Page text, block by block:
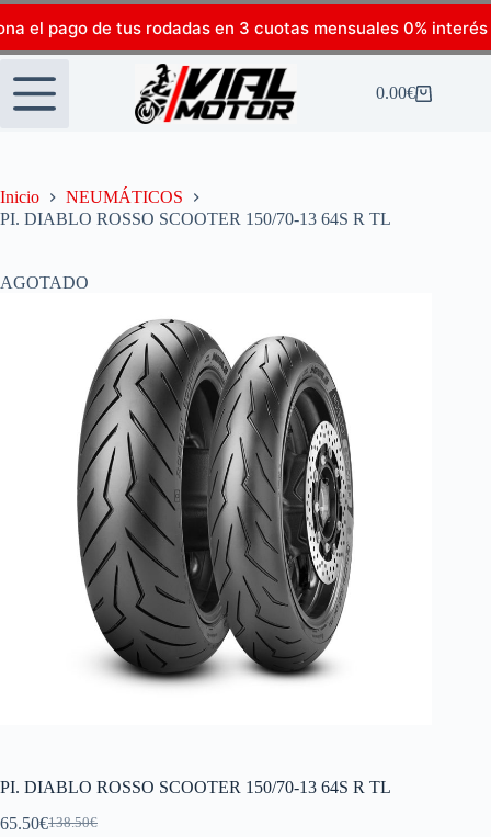
el pago de tus rodadas en 3 cuotas mensuales 0% interés
0.00€
Inicio
NEUMÁTICOS
PI. DIABLO ROSSO SCOOTER 150/70-13 64S R TL
AGOTADO
PI. DIABLO ROSSO SCOOTER 150/70-13 64S R TL
138.50€
65.50€